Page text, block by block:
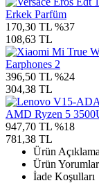
Erkek Parfüm
170,30 TL %37
108,63 TL
Earphones 2
396,50 TL %24
304,38 TL
AMD Ryzen 5
947,70 TL %18
781,38 TL
Ürün
Ürün
İade Koşulları